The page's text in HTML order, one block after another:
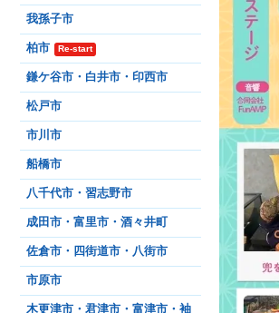
我孫子市
柏市 Re-start
鎌ケ谷市・白井市・印西市
松戸市
市川市
船橋市
八千代市・習志野市
成田市・富里市・酒々井町
佐倉市・四街道市・八街市
市原市
木更津市・君津市・富津市・袖